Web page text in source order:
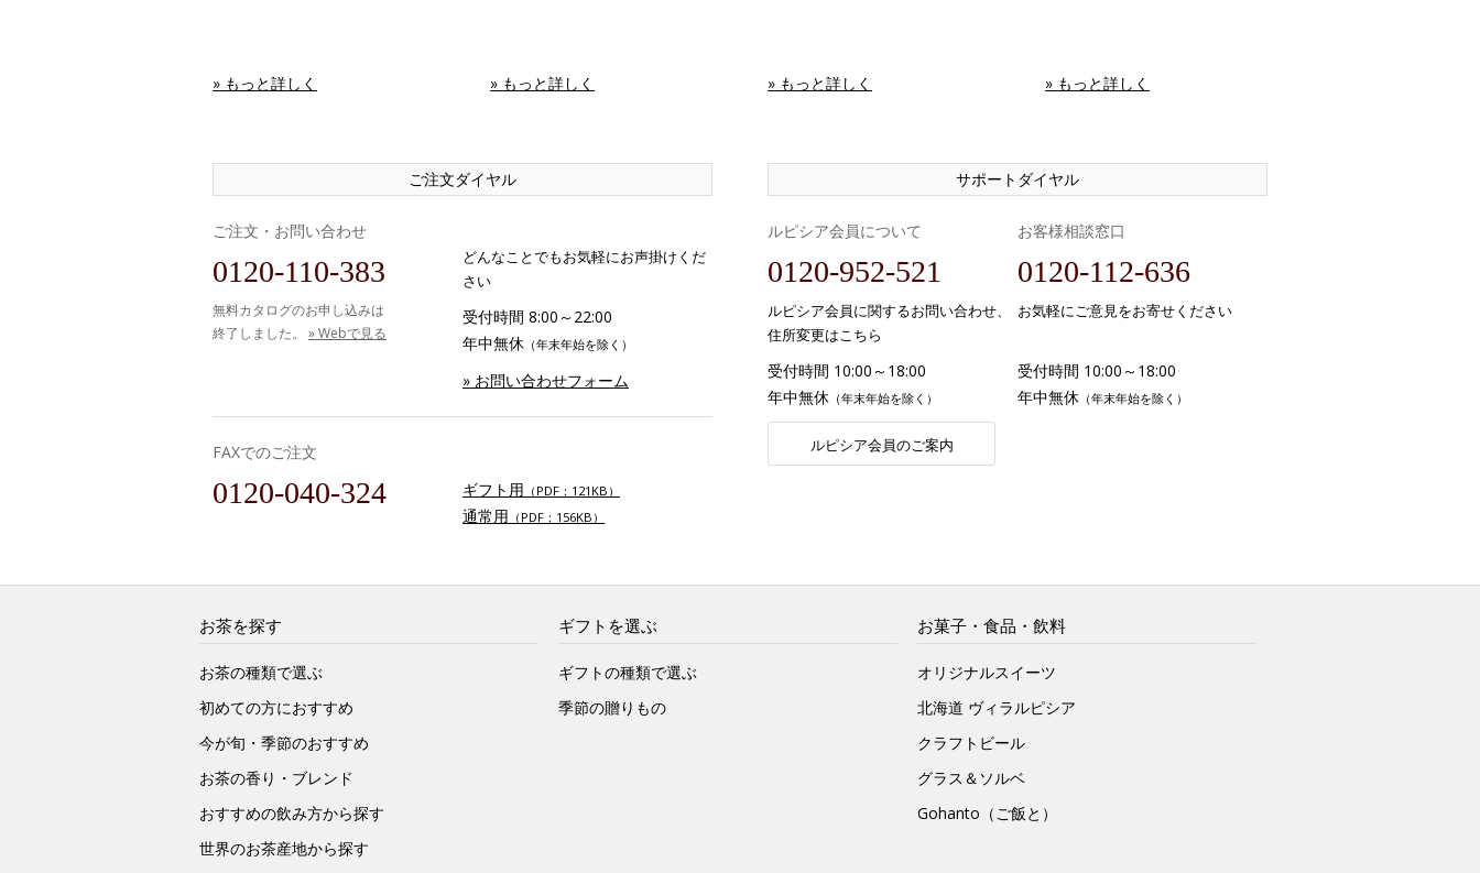
» もっと詳しく » もっと詳しく » もっと詳しく » もっと詳しく
ご注文ダイヤル
ご注文・お問い合わせ
0120-110-383
無料カタログのお申し込みは
終了しました。 » Webで見る
どんなことでもお気軽にお声掛けくだ
さい
受付時間 8:00～22:00
年中無休 （年末年始を除く）
» お問い合わせフォーム
FAXでのご注文
0120-040-324 ギフト用 （PDF：121KB）
通常用 （PDF：156KB）
サポートダイヤル
ルピシア会員について
0120-952-521
ルピシア会員に関するお問い合わせ、
住所変更はこちら
受付時間 10:00～18:00
年中無休 （年末年始を除く）
ルピシア会員のご案内
お客様相談窓口
0120-112-636
お気軽にご意見をお寄せください
受付時間 10:00～18:00
年中無休 （年末年始を除く）
お茶を探す
お茶の種類で選ぶ
初めての方におすすめ
今が旬・季節のおすすめ
お茶の香り・ブレンド
おすすめの飲み方から探す
世界のお茶産地から探す
ギフトを選ぶ
ギフトの種類で選ぶ
季節の贈りもの
お菓子・食品・飲料
オリジナルスイーツ
北海道 ヴィラルピシア
クラフトビール
グラス＆ソルベ
Gohanto（ご飯と）